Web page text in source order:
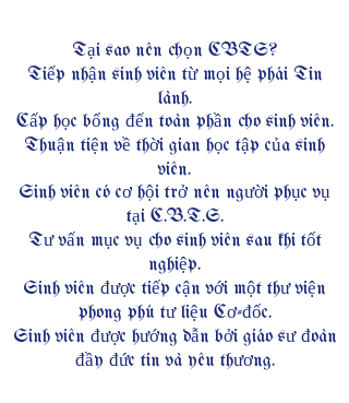
Tại sao nên chọn CBTS?
Tiếp nhận sinh viên từ mọi hệ phái Tin
lành.
Cấp học bổng đến toàn phần cho sinh viên.
Thuận tiện về thời gian học tập của sinh
viên.
Sinh viên có cơ hội trở nên người phục vụ
tại C.B.T.S.
Tư vấn mục vụ cho sinh viên sau khi tốt
nghiệp.
Sinh viên được tiếp cận với một thư viện
phong phú tư liệu Cơ-đốc.
Sinh viên được hướng dẫn bởi giáo sư đoàn
đầy đức tin và yêu thương.